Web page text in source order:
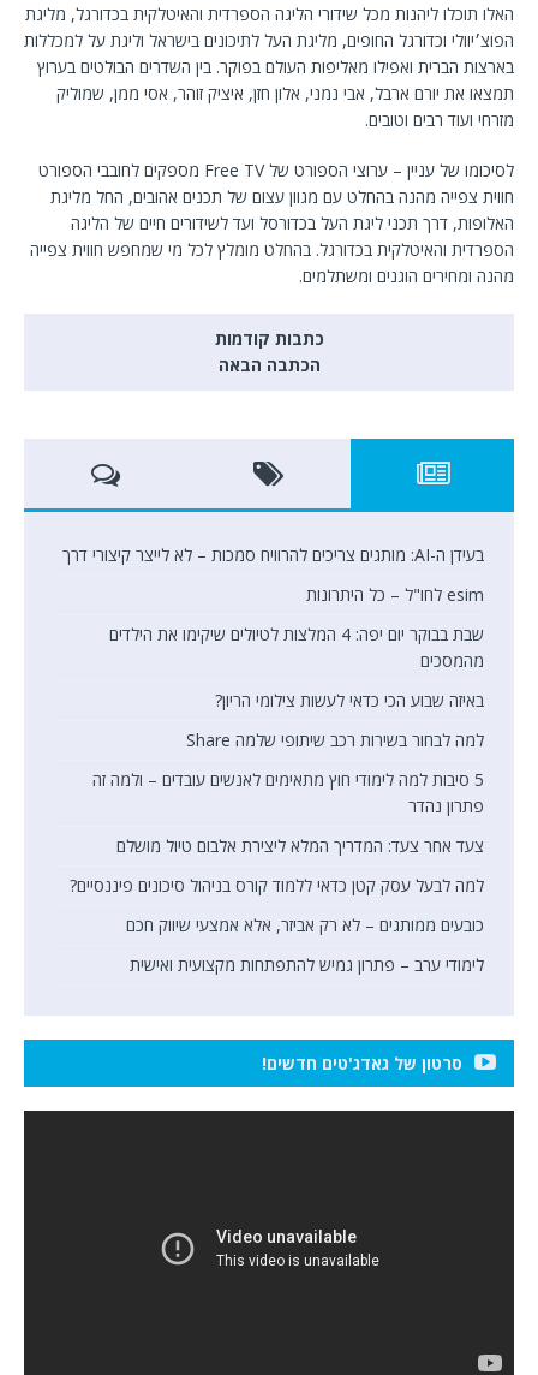
האלו תוכלו ליהנות מכל שידורי הליגה הספרדית והאיטלקית בכדורגל, מליגת
הפוצ׳יוולי וכדורגל החופים, מליגת העל לתיכונים בישראל וליגת על למכללות
בארצות הברית ואפילו מאליפות העולם בפוקר. בין השדרים הבולטים בערוץ
תמצאו את יורם ארבל, אבי נמני, אלון חזן, איציק זוהר, אסי ממן, שמוליק
מזרחי ועוד רבים וטובים.
לסיכומו של עניין – ערוצי הספורט של Free TV מספקים לחובבי הספורט
חווית צפייה מהנה בהחלט עם מגוון עצום של תכנים אהובים, החל מליגת
האלופות, דרך תכני ליגת העל בכדורסל ועד לשידורים חיים של הליגה
הספרדית והאיטלקית בכדורגל. בהחלט מומלץ לכל מי שמחפש חווית צפייה
מהנה ומחירים הוגנים ומשתלמים.
כתבות קודמות
הכתבה הבאה
בעידן ה-AI: מותגים צריכים להרוויח סמכות – לא לייצר קיצורי דרך
esim לחו"ל – כל היתרונות
שבת בבוקר יום יפה: 4 המלצות לטיולים שיקימו את הילדים
מהמסכים
באיזה שבוע הכי כדאי לעשות צילומי הריון?
למה לבחור בשירות רכב שיתופי שלמה Share
5 סיבות למה לימודי חוץ מתאימים לאנשים עובדים – ולמה זה
פתרון נהדר
צעד אחר צעד: המדריך המלא ליצירת אלבום טיול מושלם
למה לבעל עסק קטן כדאי ללמוד קורס בניהול סיכונים פיננסיים?
כובעים ממותגים – לא רק אביזר, אלא אמצעי שיווק חכם
לימודי ערב – פתרון גמיש להתפתחות מקצועית ואישית
סרטון של גאדג'טים חדשים!